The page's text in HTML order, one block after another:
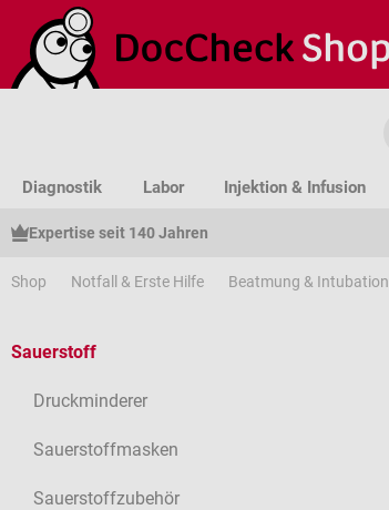
Hauptinhalt springen
Zur Suche springen
Zur Hauptnavigation springen
Diagnostik Labor Injektion & Infusion
Expertise seit 140 Jahren
Shop Notfall & Erste Hilfe Beatmung & Intubation
Sauerstoff
Druckminderer
Sauerstoffmasken
Sauerstoffzubehör